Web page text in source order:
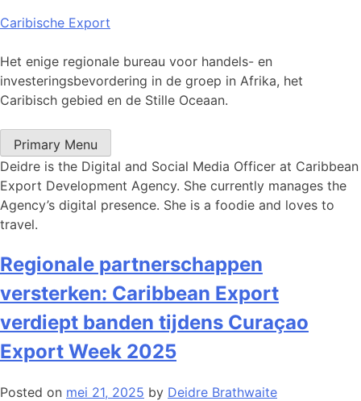
Skip
content
Caribische Export
Het enige regionale bureau voor handels- en
investeringsbevordering in de groep in Afrika, het
Caribisch gebied en de Stille Oceaan.
Primary Menu
Deidre is the Digital and Social Media Officer at Caribbean
Export Development Agency. She currently manages the
Agency’s digital presence. She is a foodie and loves to
travel.
Regionale partnerschappen
versterken: Caribbean Export
verdiept banden tijdens Curaçao
Export Week 2025
Posted on mei 21, 2025 by Deidre Brathwaite